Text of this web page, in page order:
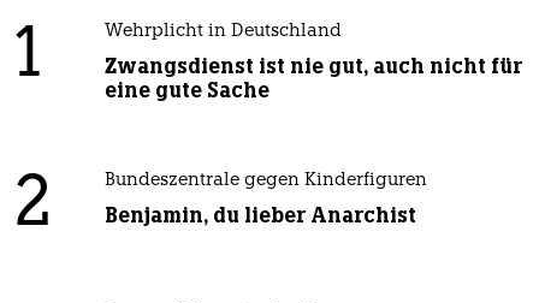
1 Wehrplicht in Deutschland
Zwangsdienst ist nie gut, auch nicht für
eine gute Sache
2 Bundeszentrale gegen Kinderfiguren
Benjamin, du lieber Anarchist